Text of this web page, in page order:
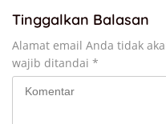
Tinggalkan Balasan
Alamat email Anda tidak
wajib ditandai *